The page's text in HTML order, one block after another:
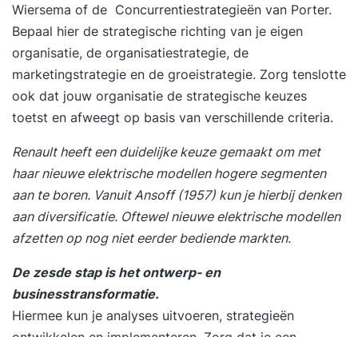
Wiersema of de Concurrentiestrategieën van Porter.
Bepaal hier de strategische richting van je eigen
organisatie, de organisatiestrategie, de
marketingstrategie en de groeistrategie. Zorg tenslotte
ook dat jouw organisatie de strategische keuzes
toetst en afweegt op basis van verschillende criteria.
Renault heeft een duidelijke keuze gemaakt om met
haar nieuwe elektrische modellen hogere segmenten
aan te boren. Vanuit Ansoff (1957) kun je hierbij denken
aan diversificatie. Oftewel nieuwe elektrische modellen
afzetten op nog niet eerder bediende markten.
De zesde stap is het ontwerp- en
businesstransformatie.
Hiermee kun je analyses uitvoeren, strategieën